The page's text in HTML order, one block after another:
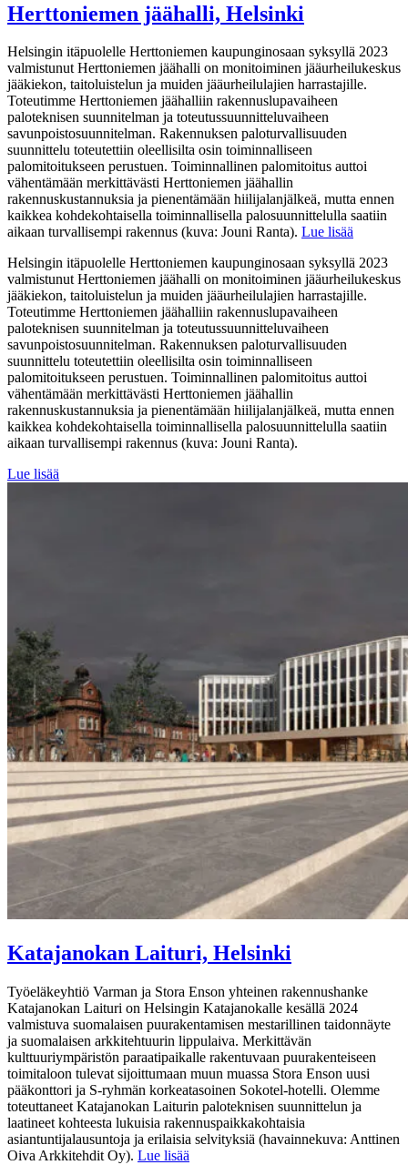
Herttoniemen jäähalli, Helsinki
Helsingin itäpuolelle Herttoniemen kaupunginosaan syksyllä 2023
valmistunut Herttoniemen jäähalli on monitoiminen jääurheilukeskus
jääkiekon, taitoluistelun ja muiden jääurheilulajien harrastajille.
Toteutimme Herttoniemen jäähalliin rakennuslupavaiheen
paloteknisen suunnitelman ja toteutussuunnitteluvaiheen
savunpoistosuunnitelman. Rakennuksen paloturvallisuuden
suunnittelu toteutettiin oleellisilta osin toiminnalliseen
palomitoitukseen perustuen. Toiminnallinen palomitoitus auttoi
vähentämään merkittävästi Herttoniemen jäähallin
rakennuskustannuksia ja pienentämään hiilijalanjälkeä, mutta ennen
kaikkea kohdekohtaisella toiminnallisella palosuunnittelulla saatiin
aikaan turvallisempi rakennus (kuva: Jouni Ranta). Lue lisää
Helsingin itäpuolelle Herttoniemen kaupunginosaan syksyllä 2023
valmistunut Herttoniemen jäähalli on monitoiminen jääurheilukeskus
jääkiekon, taitoluistelun ja muiden jääurheilulajien harrastajille.
Toteutimme Herttoniemen jäähalliin rakennuslupavaiheen
paloteknisen suunnitelman ja toteutussuunnitteluvaiheen
savunpoistosuunnitelman. Rakennuksen paloturvallisuuden
suunnittelu toteutettiin oleellisilta osin toiminnalliseen
palomitoitukseen perustuen. Toiminnallinen palomitoitus auttoi
vähentämään merkittävästi Herttoniemen jäähallin
rakennuskustannuksia ja pienentämään hiilijalanjälkeä, mutta ennen
kaikkea kohdekohtaisella toiminnallisella palosuunnittelulla saatiin
aikaan turvallisempi rakennus (kuva: Jouni Ranta).
Lue lisää
Katajanokan Laituri, Helsinki
Työeläkeyhtiö Varman ja Stora Enson yhteinen rakennushanke
Katajanokan Laituri on Helsingin Katajanokalle kesällä 2024
valmistuva suomalaisen puurakentamisen mestarillinen taidonnäyte
ja suomalaisen arkkitehtuurin lippulaiva. Merkittävän
kulttuuriympäristön paraatipaikalle rakentuvaan puurakenteiseen
toimitaloon tulevat sijoittumaan muun muassa Stora Enson uusi
pääkonttori ja S-ryhmän korkeatasoinen Sokotel-hotelli. Olemme
toteuttaneet Katajanokan Laiturin paloteknisen suunnittelun ja
laatineet kohteesta lukuisia rakennuspaikkakohtaisia
asiantuntijalausuntoja ja erilaisia selvityksiä (havainnekuva: Anttinen
Oiva Arkkitehdit Oy). Lue lisää